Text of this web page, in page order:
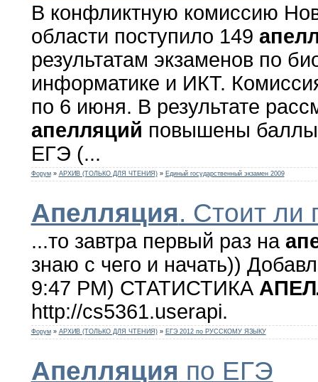
В конфликтную комиссию
области поступило 149
результатам экзаменов по
информатике и ИКТ.
по 6 июня. В результате
апелляций повышены баллы
ЕГЭ (...
Форум » АРХИВ (ТОЛЬКО ДЛЯ ЧТЕНИЯ) » Единый государственный экзамен 2009
Апелляция. Стоит ли
...то завтра первый раз на
знаю с чего и начать))
9:47 PM) СТАТИСТИКА
http://cs5361.userapi.
Форум » АРХИВ (ТОЛЬКО ДЛЯ ЧТЕНИЯ) » ЕГЭ 2012 по РУССКОМУ ЯЗЫКУ
Апелляция по ЕГЭ